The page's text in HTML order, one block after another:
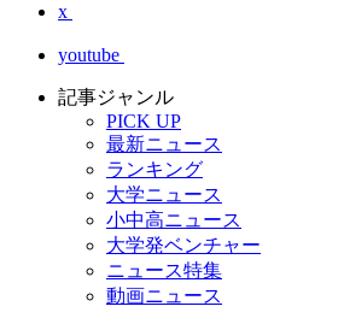
x
youtube
記事ジャンル
PICK UP
最新ニュース
ランキング
大学ニュース
小中高ニュース
大学発ベンチャー
ニュース特集
動画ニュース